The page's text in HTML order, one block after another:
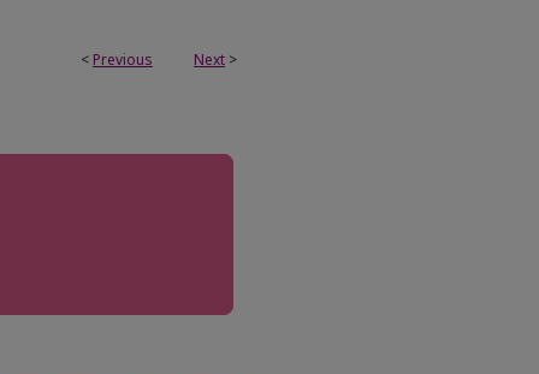
< Previous Next >